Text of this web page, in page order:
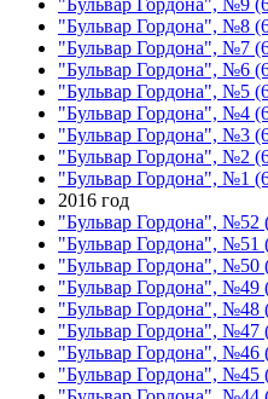
"Бульвар Гордона", №8
"Бульвар Гордона", №7
"Бульвар Гордона", №6
"Бульвар Гордона", №5
"Бульвар Гордона", №4
"Бульвар Гордона", №3
"Бульвар Гордона", №2
"Бульвар Гордона", №1
2016 год
"Бульвар Гордона", №52
"Бульвар Гордона", №51
"Бульвар Гордона", №50
"Бульвар Гордона", №49
"Бульвар Гордона", №48
"Бульвар Гордона", №47
"Бульвар Гордона", №46
"Бульвар Гордона", №45